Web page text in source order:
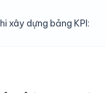
xây dựng bảng KPI: